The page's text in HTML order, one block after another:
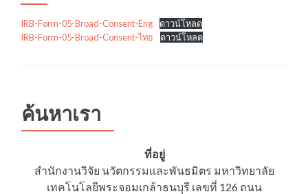
IRB-Form-05-Broad-Consent-Eng
ดาวน์โหลด
IRB-Form-05-Broad-Consent-ไทย
ดาวน์โหลด
ค้นหาเรา
ที่อยู่
สำนักงานวิจัย นวัตกรรมและพันธมิตร มหาวิทยาลัย
เทคโนโลยีพระจอมเกล้าธนบุรี เลขที่ 126 ถนน